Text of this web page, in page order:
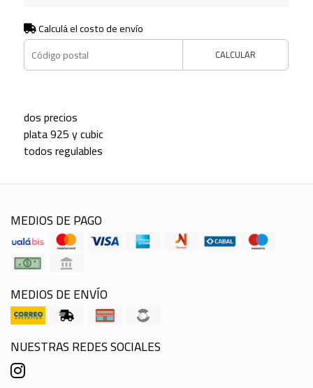
Calculá el costo de envío
CALCULAR
dos precios
plata 925 y cubic
todos regulables
MEDIOS DE PAGO
MEDIOS DE ENVÍO
NUESTRAS REDES SOCIALES